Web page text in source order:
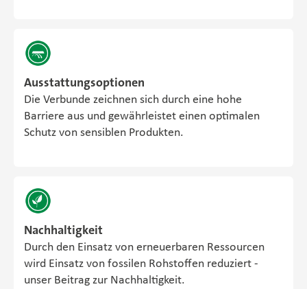
Ausstattungsoptionen
Die Verbunde zeichnen sich durch eine hohe
Barriere aus und gewährleistet einen optimalen
Schutz von sensiblen Produkten.
Nachhaltigkeit
Durch den Einsatz von erneuerbaren Ressourcen
wird Einsatz von fossilen Rohstoffen reduziert -
unser Beitrag zur Nachhaltigkeit.